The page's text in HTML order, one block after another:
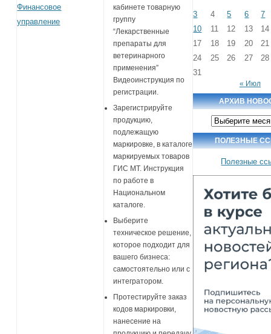
Финансовое
управление
кабинете товарную
группу
“Лекарственные
препараты для
ветеринарного
применения”
Видеоинструкция по
регистрации.
Зарегистрируйте
продукцию,
подлежащую
маркировке, в каталоге
маркируемых товаров
ГИС МТ. Инструкция
по работе в
Национальном
каталоге.
Выберите
техническое решение,
которое подходит для
вашего бизнеса:
самостоятельно или с
интегратором.
Протестируйте заказ
кодов маркировки,
нанесение на
3 4 5 6
7
10
11 12 13
14
17
18 19 20
21
24
25 26 27
28
31
« Июл
АРХИВ
Архив
новостей
ПОЛЕЗНЫЕ
Полезные